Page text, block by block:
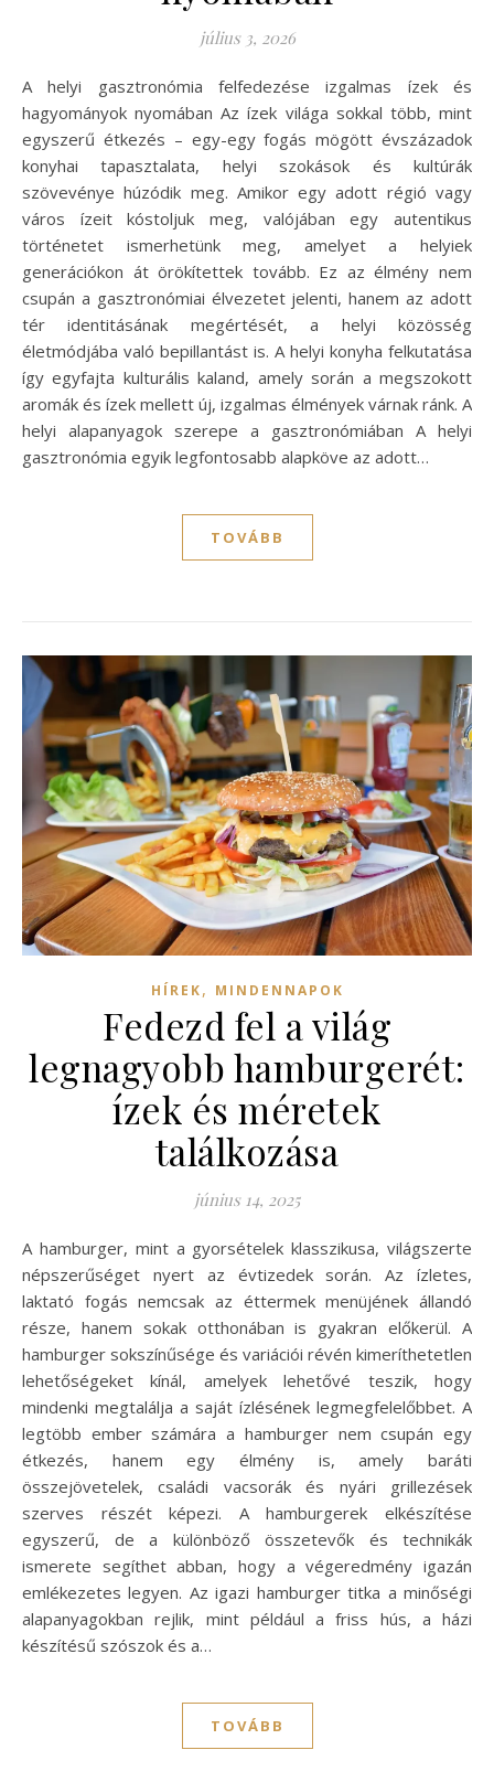
július 3, 2026
A helyi gasztronómia felfedezése izgalmas ízek és
hagyományok nyomában Az ízek világa sokkal több, mint
egyszerű étkezés – egy-egy fogás mögött évszázadok
konyhai tapasztalata, helyi szokások és kultúrák
szövevénye húzódik meg. Amikor egy adott régió vagy
város ízeit kóstoljuk meg, valójában egy autentikus
történetet ismerhetünk meg, amelyet a helyiek
generációkon át örökítettek tovább. Ez az élmény nem
csupán a gasztronómiai élvezetet jelenti, hanem az adott
tér identitásának megértését, a helyi közösség
életmódjába való bepillantást is. A helyi konyha felkutatása
így egyfajta kulturális kaland, amely során a megszokott
aromák és ízek mellett új, izgalmas élmények várnak ránk. A
helyi alapanyagok szerepe a gasztronómiában A helyi
gasztronómia egyik legfontosabb alapköve az adott…
TOVÁBB
HÍREK, MINDENNAPOK
Fedezd fel a világ
legnagyobb hamburgerét:
ízek és méretek
találkozása
június 14, 2025
A hamburger, mint a gyorsételek klasszikusa, világszerte
népszerűséget nyert az évtizedek során. Az ízletes,
laktató fogás nemcsak az éttermek menüjének állandó
része, hanem sokak otthonában is gyakran előkerül. A
hamburger sokszínűsége és variációi révén kimeríthetetlen
lehetőségeket kínál, amelyek lehetővé teszik, hogy
mindenki megtalálja a saját ízlésének legmegfelelőbbet. A
legtöbb ember számára a hamburger nem csupán egy
étkezés, hanem egy élmény is, amely baráti
összejövetelek, családi vacsorák és nyári grillezések
szerves részét képezi. A hamburgerek elkészítése
egyszerű, de a különböző összetevők és technikák
ismerete segíthet abban, hogy a végeredmény igazán
emlékezetes legyen. Az igazi hamburger titka a minőségi
alapanyagokban rejlik, mint például a friss hús, a házi
készítésű szószok és a…
TOVÁBB